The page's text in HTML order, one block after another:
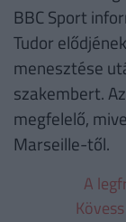
BBC Sport
Tudor
menesztése
szakembert.
megfelelő,
Marseille-től.
A